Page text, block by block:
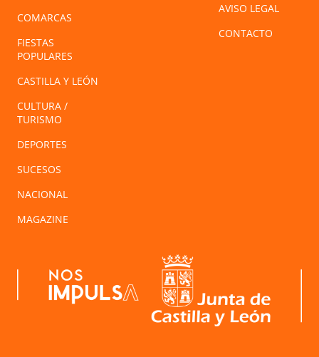
COMARCAS
FIESTAS
POPULARES
CASTILLA Y LEÓN
CULTURA /
TURISMO
DEPORTES
SUCESOS
NACIONAL
MAGAZINE
AVISO LEGAL
CONTACTO